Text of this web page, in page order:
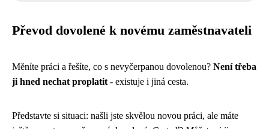
Převod dovolené k novému zaměstnavateli
Měníte práci a řešíte, co s nevyčerpanou dovolenou? Není třeba
ji hned nechat proplatit - existuje i jiná cesta.
Představte si situaci: našli jste skvělou novou práci, ale máte